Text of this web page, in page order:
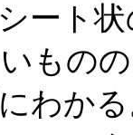
ート
もの
わか